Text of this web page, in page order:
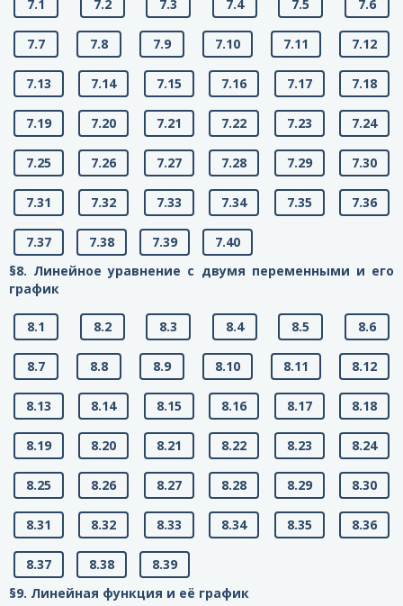
7.1 7.2 7.3 7.4 7.5 7.6
7.7 7.8 7.9 7.10 7.11 7.12
7.13 7.14 7.15 7.16 7.17 7.18
7.19 7.20 7.21 7.22 7.23 7.24
7.25 7.26 7.27 7.28 7.29 7.30
7.31 7.32 7.33 7.34 7.35 7.36
7.37 7.38 7.39
7.40
§8. Линейное уравнение с двумя переменными и его
график
8.1 8.2 8.3 8.4 8.5 8.6
8.7 8.8 8.9 8.10 8.11 8.12
8.13 8.14 8.15 8.16 8.17 8.18
8.19 8.20 8.21 8.22 8.23 8.24
8.25 8.26 8.27 8.28 8.29 8.30
8.31 8.32 8.33 8.34 8.35 8.36
8.37 8.38
8.39
§9. Линейная функция и её график